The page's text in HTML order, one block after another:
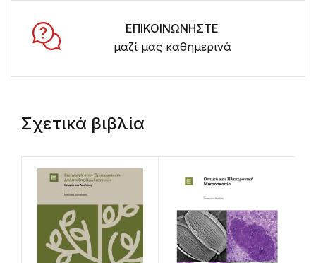
ΕΠΙΚΟΙΝΩΝΗΣΤΕ
μαζί μας καθημερινά
Σχετικά βιβλία